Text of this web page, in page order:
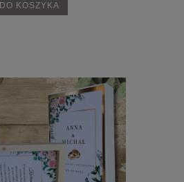
DO KOSZYKA